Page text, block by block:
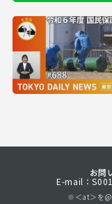
お問
E-mail：
※＜at＞を@